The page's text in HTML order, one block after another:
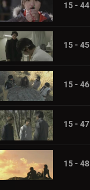
15 - 44
15 - 45
15 - 46
15 - 47
15 - 48